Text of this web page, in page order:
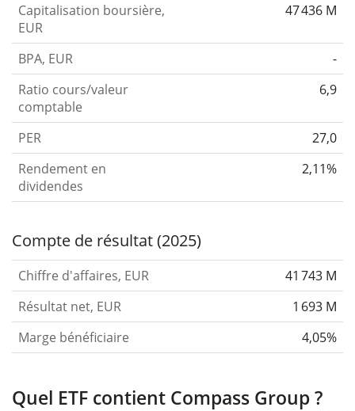
Capitalisation boursière,
EUR
47 436 M
BPA, EUR
-
Ratio cours/valeur
comptable
6,9
PER
27,0
Rendement en
dividendes
2,11%
Compte de résultat (2025)
Chiffre d'affaires, EUR
41 743 M
Résultat net, EUR
1 693 M
Marge bénéficiaire
4,05%
Quel ETF contient Compass Group ?